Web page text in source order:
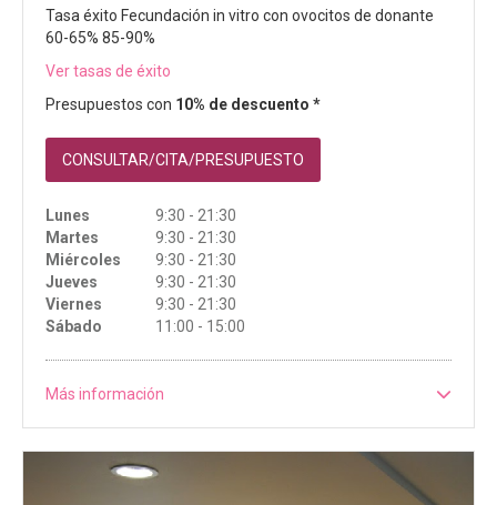
Tasa éxito Fecundación in vitro con ovocitos de donante
60-65% 85-90%
Ver tasas de éxito
Presupuestos con 10% de descuento *
CONSULTAR/CITA/PRESUPUESTO
Lunes
9:30 - 21:30
Martes
9:30 - 21:30
Miércoles
9:30 - 21:30
Jueves
9:30 - 21:30
Viernes
9:30 - 21:30
Sábado
11:00 - 15:00
Más información